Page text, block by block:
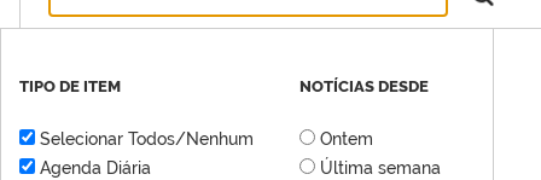
TIPO DE ITEM
Selecionar Todos/Nenhum
Agenda Diária
NOTÍCIAS DESDE
Ontem
Última semana